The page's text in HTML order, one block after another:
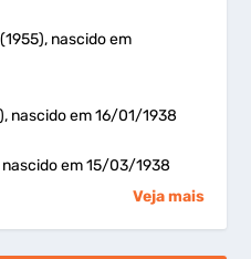
nascido em
nascido em 16/01/1938
em 15/03/1938
Veja mais